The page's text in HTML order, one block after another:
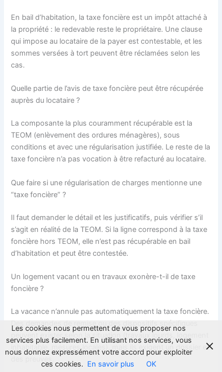
En bail d’habitation, la taxe foncière est un impôt attaché à
la propriété : le redevable reste le propriétaire. Une clause
qui impose au locataire de la payer est contestable, et les
sommes versées à tort peuvent être réclamées selon les
cas.
Quelle partie de l’avis de taxe foncière peut être récupérée
auprès du locataire ?
La composante la plus couramment récupérable est la
TEOM (enlèvement des ordures ménagères), sous
conditions et avec une régularisation justifiée. Le reste de la
taxe foncière n’a pas vocation à être refacturé au locataire.
Que faire si une régularisation de charges mentionne une
“taxe foncière” ?
Il faut demander le détail et les justificatifs, puis vérifier s’il
s’agit en réalité de la TEOM. Si la ligne correspond à la taxe
foncière hors TEOM, elle n’est pas récupérable en bail
d’habitation et peut être contestée.
Un logement vacant ou en travaux exonère-t-il de taxe
foncière ?
La vacance n’annule pas automatiquement la taxe foncière.
Des demandes de remise ou des dispositifs spécifiques
peuvent exister selon la situation (travaux lourds, logement
inhabitable, mesures locales), mais ils exigent un dossier et
Les cookies nous permettent de vous proposer nos
services plus facilement. En utilisant nos services, vous
nous donnez expressément votre accord pour exploiter
ces cookies. En savoir plus OK